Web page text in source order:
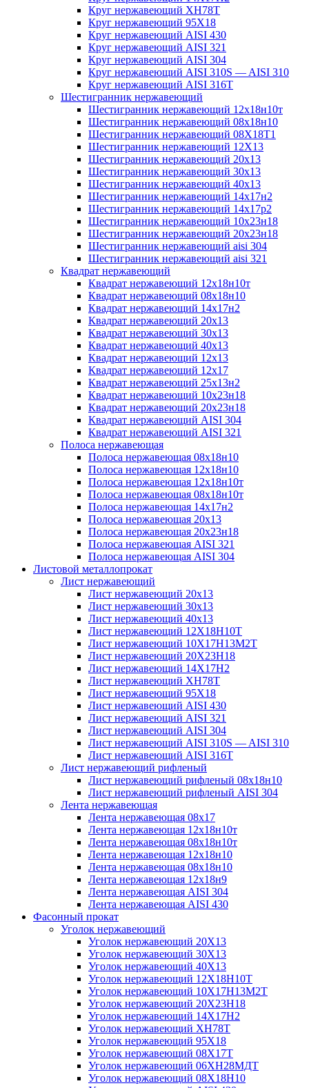
Круг нержавеющий ХН78Т
Круг нержавеющий 95Х18
Круг нержавеющий AISI 430
Круг нержавеющий AISI 321
Круг нержавеющий AISI 304
Круг нержавеющий AISI 310S — AISI 310
Круг нержавеющий AISI 316T
Шестигранник нержавеющий
Шестигранник нержавеющий 12х18н10т
Шестигранник нержавеющий 08х18н10
Шестигранник нержавеющий 08Х18Т1
Шестигранник нержавеющий 12Х13
Шестигранник нержавеющий 20х13
Шестигранник нержавеющий 30х13
Шестигранник нержавеющий 40х13
Шестигранник нержавеющий 14х17н2
Шестигранник нержавеющий 14х17р2
Шестигранник нержавеющий 10х23н18
Шестигранник нержавеющий 20х23н18
Шестигранник нержавеющий aisi 304
Шестигранник нержавеющий aisi 321
Квадрат нержавеющий
Квадрат нержавеющий 12х18н10т
Квадрат нержавеющий 08х18н10
Квадрат нержавеющий 14х17н2
Квадрат нержавеющий 20х13
Квадрат нержавеющий 30х13
Квадрат нержавеющий 40х13
Квадрат нержавеющий 12х13
Квадрат нержавеющий 12х17
Квадрат нержавеющий 25х13н2
Квадрат нержавеющий 10х23н18
Квадрат нержавеющий 20х23н18
Квадрат нержавеющий AISI 304
Квадрат нержавеющий AISI 321
Полоса нержавеющая
Полоса нержавеющая 08х18н10
Полоса нержавеющая 12х18н10
Полоса нержавеющая 12х18н10т
Полоса нержавеющая 08х18н10т
Полоса нержавеющая 14х17н2
Полоса нержавеющая 20х13
Полоса нержавеющая 20х23н18
Полоса нержавеющая AISI 321
Полоса нержавеющая AISI 304
Листовой металлопрокат
Лист нержавеющий
Лист нержавеющий 20х13
Лист нержавеющий 30х13
Лист нержавеющий 40х13
Лист нержавеющий 12Х18Н10Т
Лист нержавеющий 10Х17Н13М2T
Лист нержавеющий 20Х23Н18
Лист нержавеющий 14Х17Н2
Лист нержавеющий ХН78Т
Лист нержавеющий 95Х18
Лист нержавеющий AISI 430
Лист нержавеющий AISI 321
Лист нержавеющий AISI 304
Лист нержавеющий AISI 310S — AISI 310
Лист нержавеющий AISI 316T
Лист нержавеющий рифленый
Лист нержавеющий рифленый 08х18н10
Лист нержавеющий рифленый AISI 304
Лента нержавеющая
Лента нержавеющая 08х17
Лента нержавеющая 12х18н10т
Лента нержавеющая 08х18н10т
Лента нержавеющая 12х18н10
Лента нержавеющая 08х18н10
Лента нержавеющая 12х18н9
Лента нержавеющая AISI 304
Лента нержавеющая AISI 430
Фасонный прокат
Уголок нержавеющий
Уголок нержавеющий 20Х13
Уголок нержавеющий 30Х13
Уголок нержавеющий 40Х13
Уголок нержавеющий 12Х18Н10Т
Уголок нержавеющий 10Х17Н13М2T
Уголок нержавеющий 20Х23Н18
Уголок нержавеющий 14Х17Н2
Уголок нержавеющий ХН78Т
Уголок нержавеющий 95Х18
Уголок нержавеющий 08Х17Т
Уголок нержавеющий 06ХН28МДТ
Уголок нержавеющий 08Х18Н10